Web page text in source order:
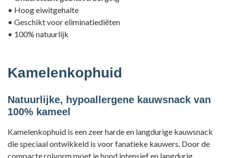
• Hoog eiwitgehalte
• Geschikt voor eliminatiediëten
• 100% natuurlijk
Kamelenkophuid
Natuurlijke, hypoallergene kauwsnack van
100% kameel
Kamelenkophuid is een zeer harde en langdurige kauwsnack
die speciaal ontwikkeld is voor fanatieke kauwers. Door de
compacte rolvorm moet je hond intensief en langdurig